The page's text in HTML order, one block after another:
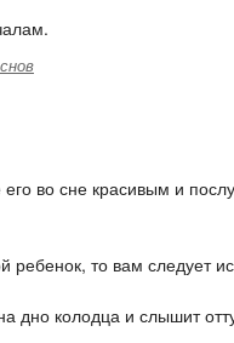
во сне красивым и
то вам следует
дно колодца и слышит